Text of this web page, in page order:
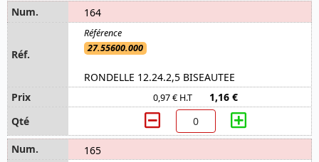
164
27.55600.000
RONDELLE 12.24.2,5 BISEAUTEE
0,97 € H.T 1,16 €
165